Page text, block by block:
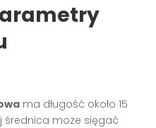
ma długość około 15
średnica może sięgać